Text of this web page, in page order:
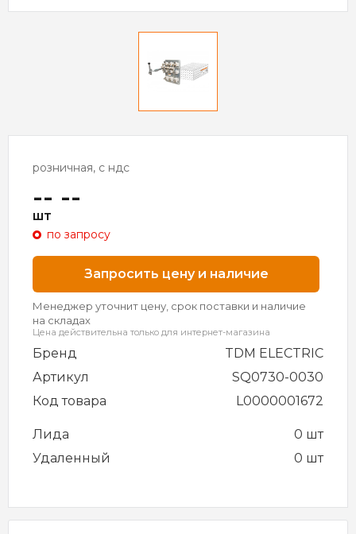
розничная, с ндс
-- --
шт
по запросу
Запросить цену и наличие
Менеджер уточнит цену, срок поставки и наличие
на складах
Цена действительна только для интернет-магазина
Бренд
TDM ELECTRIC
Артикул
SQ0730-0030
Код товара
L0000001672
Лида
0 шт
Удаленный
0 шт